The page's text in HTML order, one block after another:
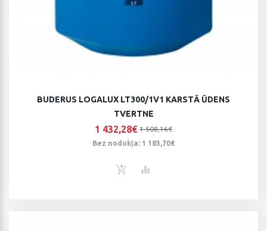
BUDERUS LOGALUX LT300/1V1 KARSTĀ ŪDENS
TVERTNE
1 432,28€ 1 508,16€
Bez nodokļa: 1 183,70€